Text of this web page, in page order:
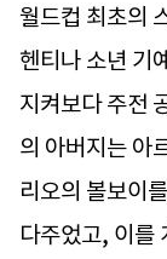
월드컵 최초의
헨티나 소년 기
지켜보다 주전
의 아버지는 아
리오의 볼보이
다주었고, 이를